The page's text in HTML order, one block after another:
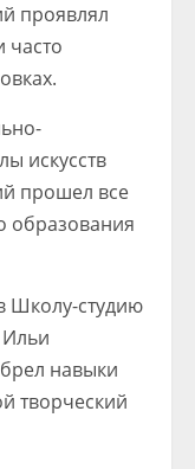
проявлял
часто
искусств
прошел все
образования
Школу-студию
Ильи
навыки
творческий